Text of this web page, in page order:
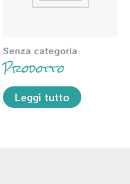
Senza categoria
Prodotto
Leggi tutto